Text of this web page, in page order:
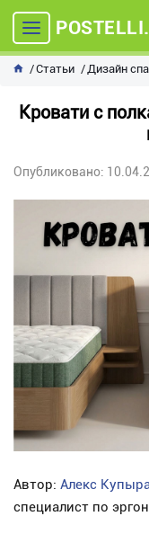
POSTELLI.
Статьи Дизайн
Кровати с
Опубликовано:
Автор: Алекс
специалист по